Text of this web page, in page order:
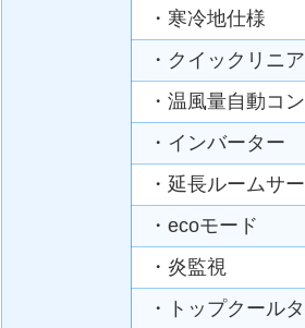
・寒冷地仕様
・クイックリニ
・温風量自動コ
・インバーター
・延長ルームサ
・ecoモード
・炎監視
・トップクール